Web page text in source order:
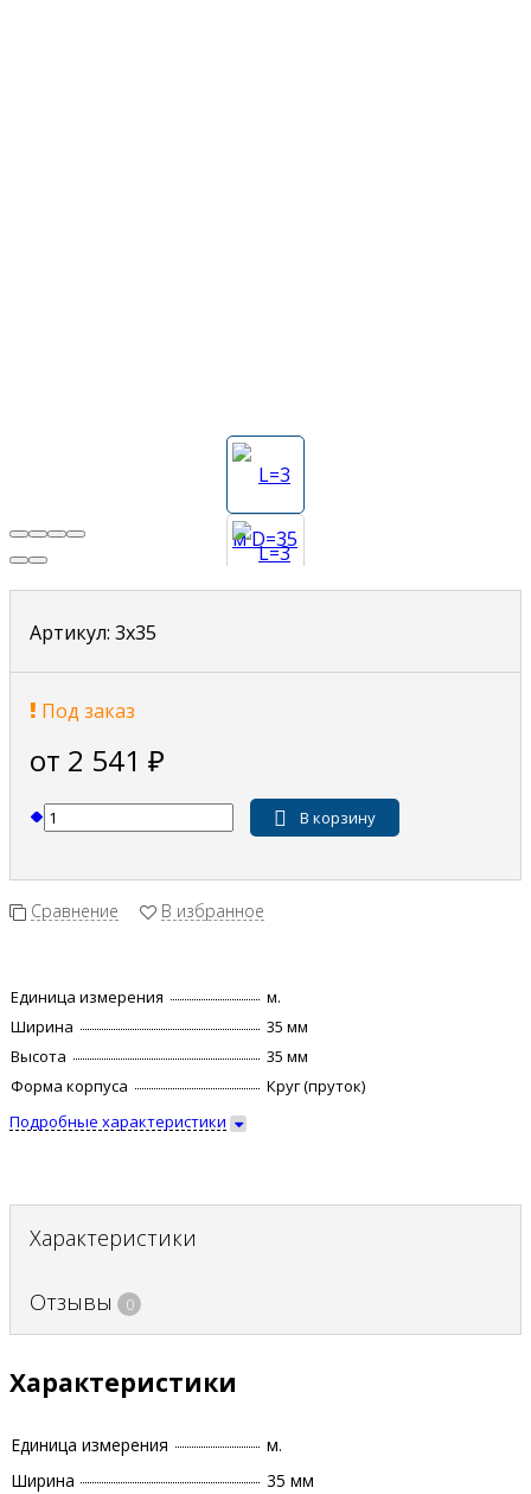
Артикул: 3х35
Под заказ
от 2 541 ₽
В корзину
Сравнение В избранное
Единица измерения
м.
Ширина
35 мм
Высота
35 мм
Форма корпуса
Круг (пруток)
Подробные характеристики
Характеристики
Отзывы 0
Характеристики
Единица измерения
м.
Ширина
35 мм